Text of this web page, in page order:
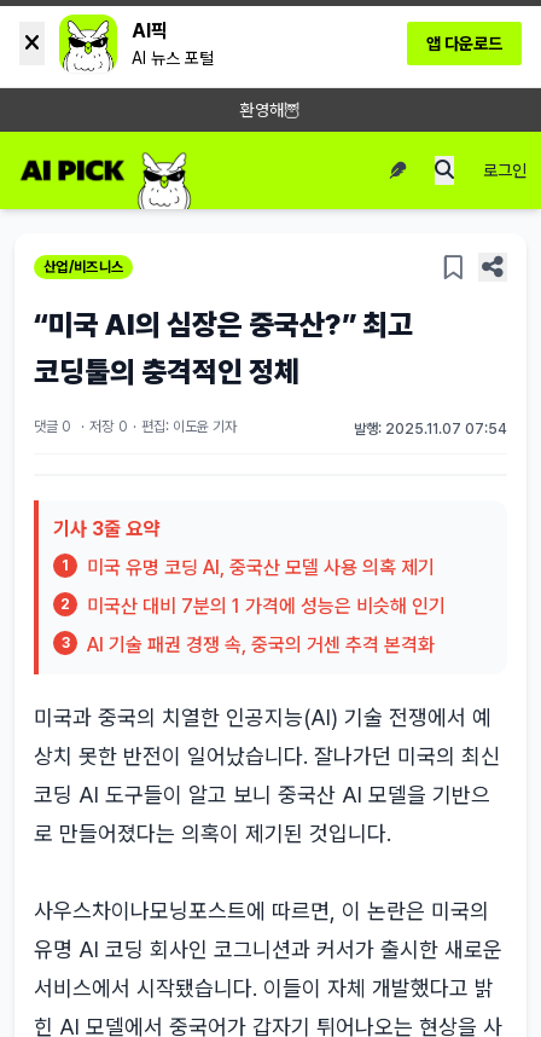
AI픽
AI 뉴스 포털
앱 다운로드
환영해🦉
로그인
산업/비즈니스
“미국 AI의 심장은 중국산?” 최고
코딩툴의 충격적인 정체
댓글 0 · 저장 0 · 편집: 이도윤 기자 발행: 2025.11.07 07:54
기사 3줄 요약
1 미국 유명 코딩 AI, 중국산 모델 사용 의혹 제기
2 미국산 대비 7분의 1 가격에 성능은 비슷해 인기
3 AI 기술 패권 경쟁 속, 중국의 거센 추격 본격화
미국과 중국의 치열한 인공지능(AI) 기술 전쟁에서 예
상치 못한 반전이 일어났습니다. 잘나가던 미국의 최신
코딩 AI 도구들이 알고 보니 중국산 AI 모델을 기반으
로 만들어졌다는 의혹이 제기된 것입니다.
사우스차이나모닝포스트에 따르면, 이 논란은 미국의
유명 AI 코딩 회사인 코그니션과 커서가 출시한 새로운
서비스에서 시작됐습니다. 이들이 자체 개발했다고 밝
힌 AI 모델에서 중국어가 갑자기 튀어나오는 현상을 사